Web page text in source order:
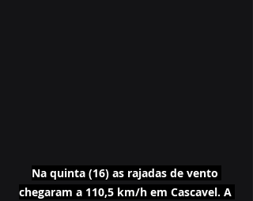
Na quinta (16) as rajadas de vento
chegaram a 110,5 km/h em Cascavel. A